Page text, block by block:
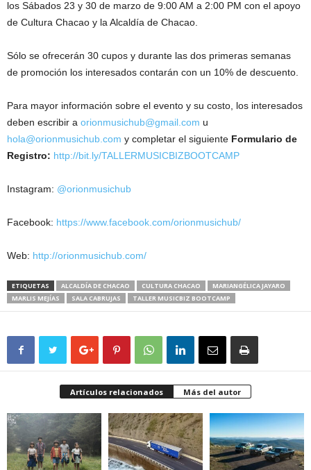
los Sábados 23 y 30 de marzo de 9:00 AM a 2:00 PM con el apoyo
de Cultura Chacao y la Alcaldía de Chacao.
Sólo se ofrecerán 30 cupos y durante las dos primeras semanas
de promoción los interesados contarán con un 10% de descuento.
Para mayor información sobre el evento y su costo, los interesados
deben escribir a orionmusichub@gmail.com u
hola@orionmusichub.com y completar el siguiente Formulario de
Registro: http://bit.ly/TALLERMUSICBIZBOOTCAMP
Instagram: @orionmusichub
Facebook: https://www.facebook.com/orionmusichub/
Web: http://orionmusichub.com/
ETIQUETAS ALCALDÍA DE CHACAO CULTURA CHACAO
MARIANGÉLICA JAYARO
MARLIS MEJÍAS
SALA CABRUJAS TALLER MUSICBIZ BOOTCAMP
Artículos relacionados Más del autor